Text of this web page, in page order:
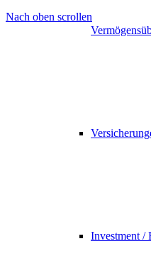
Investment /
Nach oben scrollen